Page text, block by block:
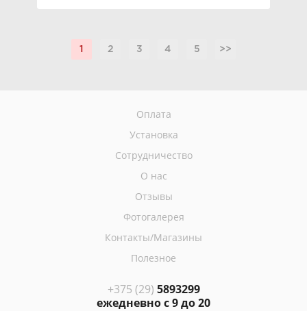
1 2 3 4 5 >>
Оплата
Установка
Сотрудничество
О нас
Отзывы
Фотогалерея
Контакты/Магазины
Полезное
+375 (29) 5893299
ежедневно с 9 до 20